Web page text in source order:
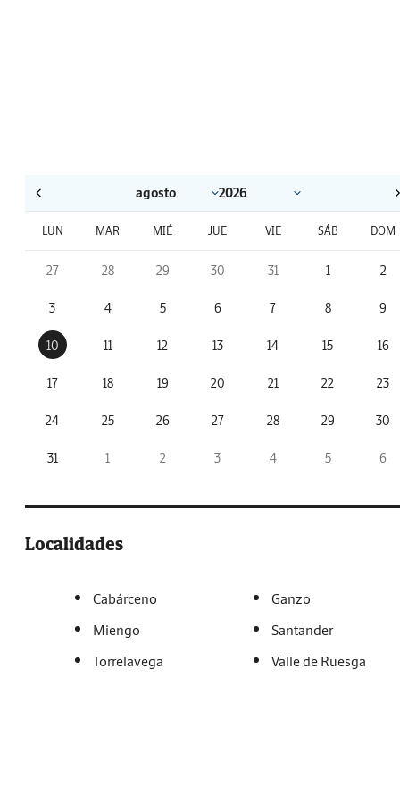
LUN MAR MIÉ JUE VIE SÁB DOM
27 28 29 30 31 1 2
3 4 5 6 7 8 9
10 11 12 13 14 15 16
17 18 19 20 21 22 23
24 25 26 27 28 29 30
31 1 2 3 4 5 6
Localidades
Cabárceno
Ganzo
Miengo
Santander
Torrelavega
Valle de Ruesga